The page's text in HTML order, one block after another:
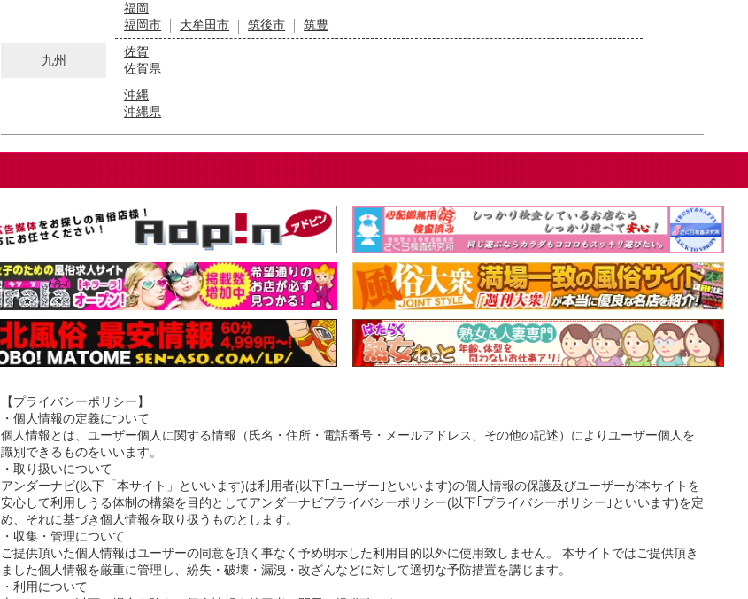
九州
福岡
福岡市
大牟田市 筑後市
筑豊
佐賀
佐賀県
沖縄
沖縄県
【プライバシーポリシー】
・個人情報の定義について
個人情報とは、ユーザー個人に関する情報（氏名・住所・電話番号・メールアドレス、その他の記述）によりユーザー個人を
識別できるものをいいます。
・取り扱いについて
アンダーナビ(以下「本サイト」といいます)は利用者(以下｢ユーザー｣といいます)の個人情報の保護及びユーザーが本サイトを
安心して利用しうる体制の構築を目的としてアンダーナビプライバシーポリシー(以下｢プライバシーポリシー｣といいます)を定
め、それに基づき個人情報を取り扱うものとします。
・収集・管理について
ご提供頂いた個人情報はユーザーの同意を頂く事なく予め明示した利用目的以外に使用致しません。 本サイトではご提供頂き
ました個人情報を厳重に管理し、紛失・破壊・漏洩・改ざんなどに対して適切な予防措置を講じます。
・利用について